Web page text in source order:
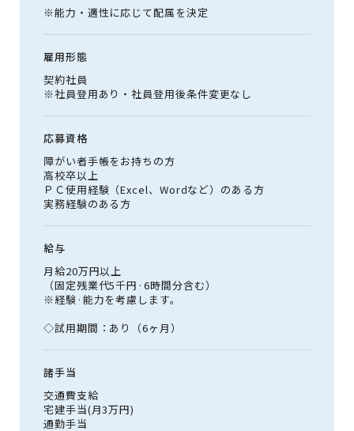
※能力・適性に応じて配属を決定
雇用形態
契約社員
※社員登用あり・社員登用後条件変更なし
応募資格
障がい者手帳をお持ちの方
高校卒以上
ＰＣ使用経験（Excel、Wordなど）のある方
実務経験のある方
給与
月給20万円以上
（固定残業代5千円·6時間分含む）
※経験·能力を考慮します。
◇試用期間：あり（6ヶ月）
諸手当
交通費支給
宅建手当(月3万円)
通勤手当